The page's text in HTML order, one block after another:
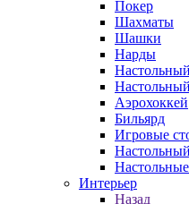
Покер
Шахматы
Шашки
Нарды
Аэрохоккей
Бильярд
Игровые
Интерьер
Назад